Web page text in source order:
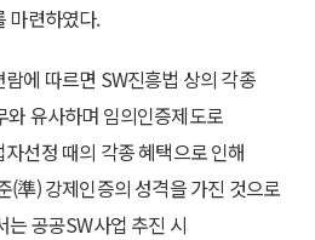
마련하였다.
에 따르면 SW진흥법 상의 각종
유사하며 임의인증제도로
선정 때의 각종 혜택으로 인해
(準) 강제인증의 성격을 가진 것으로
공공SW사업 추진 시